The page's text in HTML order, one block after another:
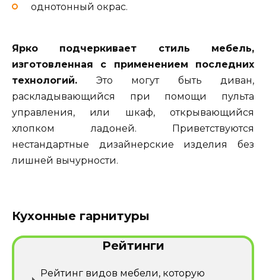
однотонный окрас.
Ярко подчеркивает стиль мебель,
изготовленная с применением последних
технологий. Это могут быть диван,
раскладывающийся при помощи пульта
управления, или шкаф, открывающийся
хлопком ладоней. Приветствуются
нестандартные дизайнерские изделия без
лишней вычурности.
Кухонные гарнитуры
Рейтинги
Рейтинг видов мебели, которую